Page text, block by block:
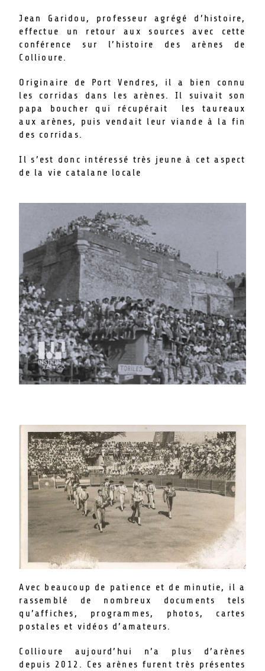
Jean Garidou, professeur agrégé d’histoire,
effectue un retour aux sources avec cette
conférence sur l’histoire des arènes de
Collioure.
Originaire de Port Vendres, il a bien connu
les corridas dans les arènes. Il suivait son
papa boucher qui récupérait les taureaux
aux arènes, puis vendait leur viande à la fin
des corridas.
Il s’est donc intéressé très jeune à cet aspect
de la vie catalane locale
Avec beaucoup de patience et de minutie, il a
rassemblé de nombreux documents tels
qu’affiches, programmes, photos, cartes
postales et vidéos d’amateurs.
Collioure aujourd’hui n’a plus d’arènes
depuis 2012. Ces arènes furent très présentes